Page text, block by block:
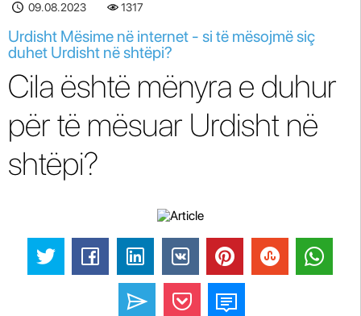
09.08.2023 1317
Urdisht Mësime në internet - si të mësojmë siç
duhet Urdisht në shtëpi?
Cila është mënyra e duhur
për të mësuar Urdisht në
shtëpi?